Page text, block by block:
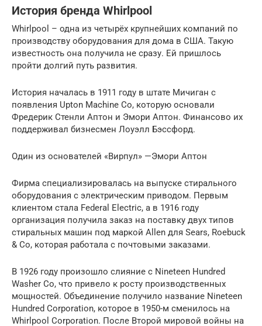
История бренда Whirlpool
Whirlpool – одна из четырёх крупнейших компаний по
производству оборудования для дома в США. Такую
известность она получила не сразу. Ей пришлось
пройти долгий путь развития.
История началась в 1911 году в штате Мичиган с
появления Upton Machine Co, которую основали
Фредерик Стенли Аптон и Эмори Аптон. Финансово их
поддерживал бизнесмен Лоуэлл Бэссфорд.
Один из основателей «Вирпул» —Эмори Аптон
Фирма специализировалась на выпуске стирального
оборудования с электрическим приводом. Первым
клиентом стала Federal Electric, а в 1916 году
организация получила заказ на поставку двух типов
стиральных машин под маркой Allen для Sears, Roebuck
& Co, которая работала с почтовыми заказами.
В 1926 году произошло слияние с Nineteen Hundred
Washer Co, что привело к росту производственных
мощностей. Объединение получило название Nineteen
Hundred Corporation, которое в 1950-м сменилось на
Whirlpool Corporation. После Второй мировой войны на